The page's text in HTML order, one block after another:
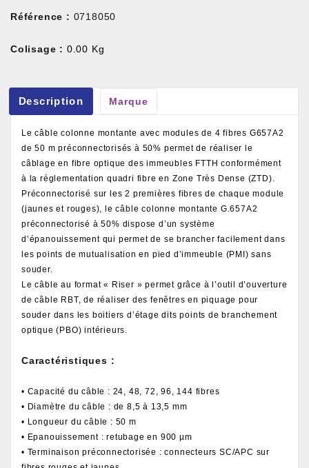
Référence : 0718050
Colisage : 0.00 Kg
Description Marque
Le câble colonne montante avec modules de 4 fibres G657A2
de 50 m préconnectorisés à 50% permet de réaliser le
câblage en fibre optique des immeubles FTTH conformément
à la réglementation quadri fibre en Zone Très Dense (ZTD).
Préconnectorisé sur les 2 premières fibres de chaque module
(jaunes et rouges), le câble colonne montante G.657A2
préconnectorisé à 50% dispose d’un système
d’épanouissement qui permet de se brancher facilement dans
les points de mutualisation en pied d’immeuble (PMI) sans
souder.
Le câble au format « Riser » permet grâce à l’outil d’ouverture
de câble RBT, de réaliser des fenêtres en piquage pour
souder dans les boitiers d’étage dits points de branchement
optique (PBO) intérieurs.
Caractéristiques :
• Capacité du câble : 24, 48, 72, 96, 144 fibres
• Diamètre du câble : de 8,5 à 13,5 mm
• Longueur du câble : 50 m
• Epanouissement : retubage en 900 µm
• Terminaison préconnectorisée : connecteurs SC/APC sur